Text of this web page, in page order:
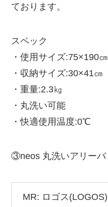
ております。
スペック
・使用サイズ:75×190㎝
・収納サイズ:30×41㎝
・重量:2.3㎏
・丸洗い可能
・快適使用温度:0℃
③neos 丸洗いアリーバ
MR: ロゴス(LOGOS)